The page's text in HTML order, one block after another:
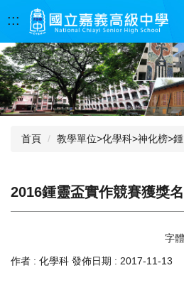
到
要
內
容
區
:::
首頁 教學單位>化學科>神化榜>
2016鍾靈盃實作競賽獲獎
字
作者 : 化學科 發佈日期 : 2017-11-13